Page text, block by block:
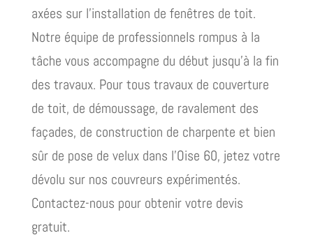
axées sur l’installation de fenêtres de toit.
Notre équipe de professionnels rompus à la
tâche vous accompagne du début jusqu’à la fin
des travaux. Pour tous travaux de couverture
de toit, de démoussage, de ravalement des
façades, de construction de charpente et bien
sûr de pose de velux dans l’Oise 60, jetez votre
dévolu sur nos couvreurs expérimentés.
Contactez-nous pour obtenir votre devis
gratuit.